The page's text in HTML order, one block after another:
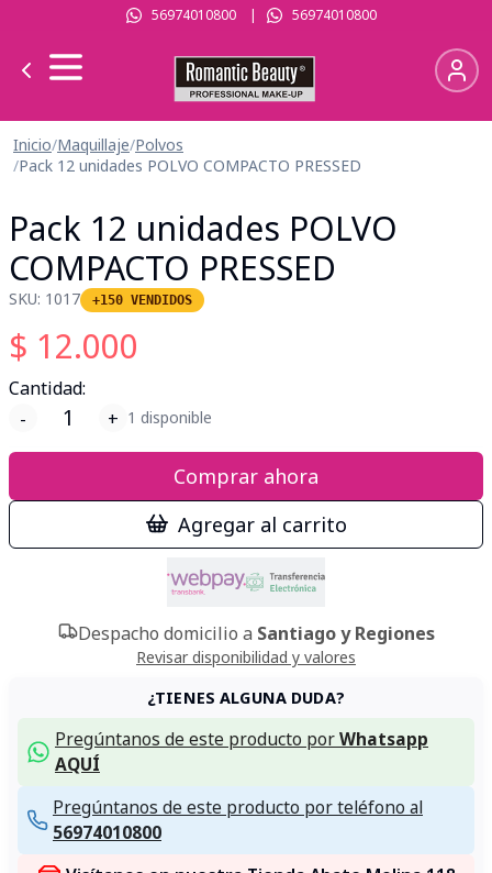
56974010800| 56974010800
Inicio/Maquillaje/Polvos
/Pack 12 unidades POLVO COMPACTO PRESSED
Pack 12 unidades POLVO
COMPACTO PRESSED
SKU: 1017 +150 VENDIDOS
$ 12.000
Cantidad:
-
+ 1 disponible
Comprar ahora
Agregar al carrito
Despacho domicilio a Santiago y Regiones
Revisar disponibilidad y valores
¿TIENES ALGUNA DUDA?
Pregúntanos de este producto porWhatsapp
AQUÍ
Pregúntanos de este producto por teléfono al
56974010800